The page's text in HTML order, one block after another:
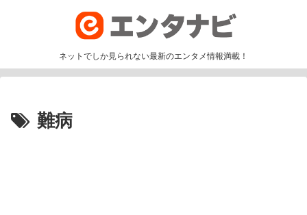
ネットでしか見られない最新のエンタメ情報満載！
難病